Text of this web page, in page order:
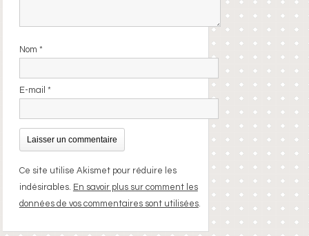
Nom *
E-mail *
Ce site utilise Akismet pour réduire les
indésirables. En savoir plus sur comment les
données de vos commentaires sont utilisées.